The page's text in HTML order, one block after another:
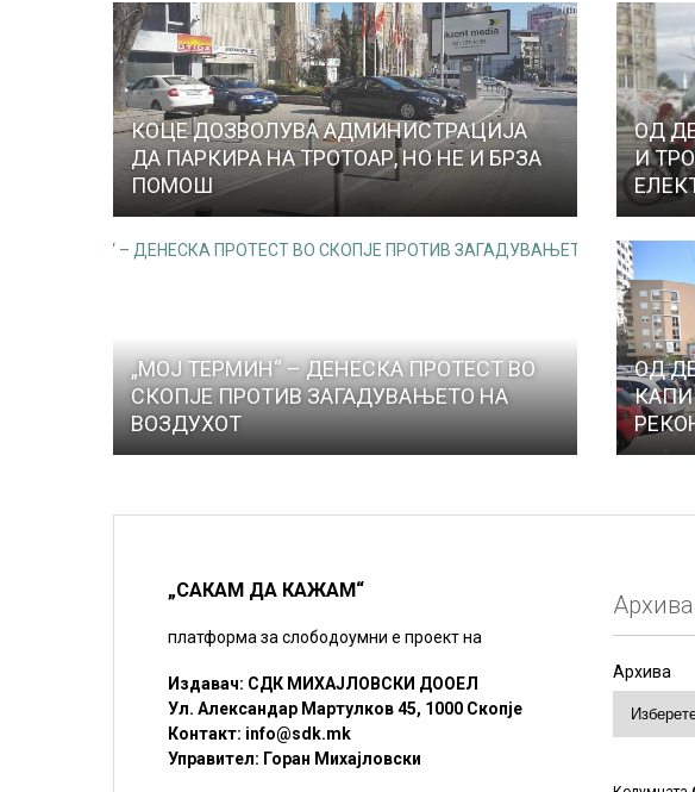
КОЦЕ ДОЗВОЛУВА АДМИНИСТРАЦИЈА
ДА ПАРКИРА НА ТРОТОАР, НО НЕ И БРЗА
ПОМОШ
ОД
И
„МОЈ ТЕРМИН“ – ДЕНЕСКА ПРОТЕСТ ВО
СКОПЈЕ ПРОТИВ ЗАГАДУВАЊЕТО НА
ВОЗДУХОТ
ОД
„САКАМ ДА КАЖАМ“
платформа за слободоумни е проект на
Издавач: СДК МИХАЈЛОВСКИ ДООЕЛ
Ул. Александар Мартулков 45, 1000 Скопје
Контакт: info@sdk.mk
Управител: Горан Михајловски
Архива
Архива